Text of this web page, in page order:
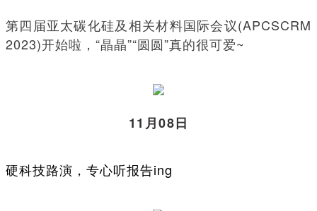
第四届亚太碳化硅及相关材料国际会议(APCSCRM
2023)开始啦，“晶晶”“圆圆”真的很可爱~
11月08日
硬科技路演，专心听报告ing